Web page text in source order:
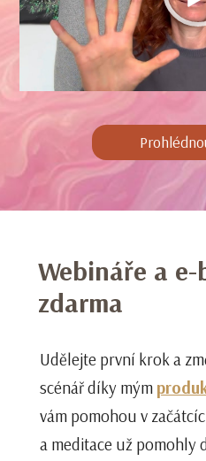
Webináře a e-
zdarma
Udělejte první krok a
scénář díky mým
vám pomohou v
a meditace už pomohly